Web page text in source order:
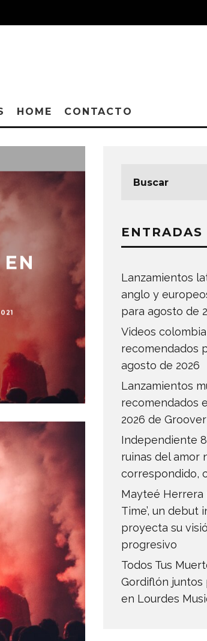
HOME CONTACTO
ENTRADAS
Lanzamientos
anglo y
para agosto de
Videos
recomendados
agosto de 2026
Lanzamientos
recomendados
2026 de Groover
Independiente
ruinas del amor
correspondido,
Mayteé Herrera
Time’, un debut
proyecta su
progresivo
Todos Tus
Gordiflón
en Lourdes